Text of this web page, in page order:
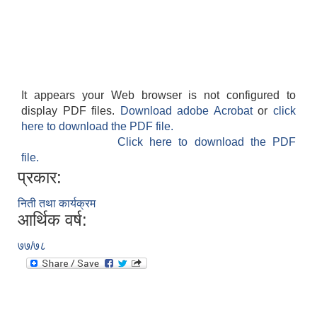
It appears your Web browser is not configured to
display PDF files.
Download adobe Acrobatorclick
here to download the PDF file.
Click here to download the PDF
file.
प्रकार:
निती तथा कार्यक्रम
आर्थिक वर्ष:
७७/७८